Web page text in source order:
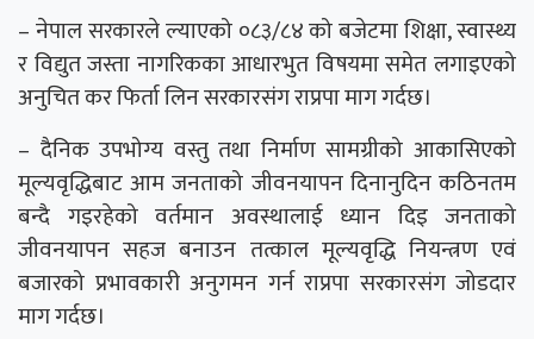
– नेपाल सरकारले ल्याएको ०८३/८४ को बजेटमा शिक्षा, स्वास्थ्य
र विद्युत जस्ता नागरिकका आधारभुत विषयमा समेत लगाइएको
अनुचित कर फिर्ता लिन सरकारसंग राप्रपा माग गर्दछ।
– दैनिक उपभोग्य वस्तु तथा निर्माण सामग्रीको आकासिएको
मूल्यवृद्धिबाट आम जनताको जीवनयापन दिनानुदिन कठिनतम
बन्दै गइरहेको वर्तमान अवस्थालाई ध्यान दिइ जनताको
जीवनयापन सहज बनाउन तत्काल मूल्यवृद्धि नियन्त्रण एवं
बजारको प्रभावकारी अनुगमन गर्न राप्रपा सरकारसंग जोडदार
माग गर्दछ।